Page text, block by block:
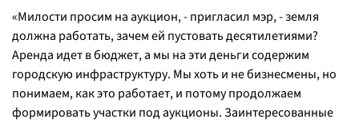
«Милости просим на аукцион, -пригласил мэр, - земля
должна работать, зачем ей пустовать десятилетиями?
Аренда идет в бюджет, а мы на эти деньги содержим
городскую инфраструктуру. Мы хоть и не бизнесмены, но
понимаем, как это работает, и потому продолжаем
формировать участки под аукционы. Заинтересованные